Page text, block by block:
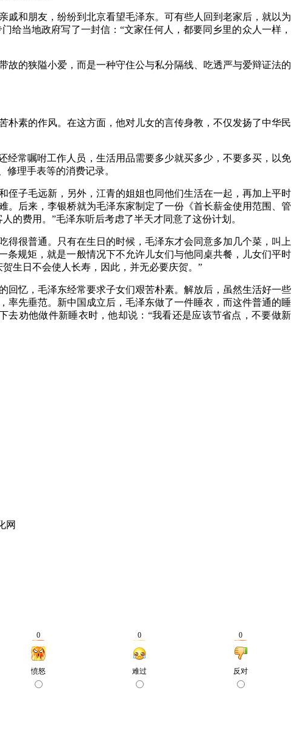
和朋友，纷纷到北京看望毛泽东。可有些人回到老家后，就以为
给当地政府写了一封信：“文家任何人，都要同乡里的众人一样，
的狭隘小爱，而是一种守住公与私分隔线、吃透严与爱辩证法的
素的作风。在这方面，他对儿女的言传身教，不仅发扬了中华民
经常嘱咐工作人员，生活用品需要多少就买多少，不要多买，以免
理手表等的消费记录。
侄子毛远新，另外，江青的姐姐也同他们生活在一起，再加上平时
后来，李银桥就为毛泽东家制定了一份《首长薪金使用范围、管
的费用。”毛泽东听后考虑了半天才同意了这份计划。
很普通。只有在生日的时候，毛泽东才会同意多加几个菜，叫上
条规矩，就是一般情况下不允许儿女们与他同桌共餐，儿女们平时
生日不会使人长寿，因此，并无必要庆贺。”
回忆，毛泽东经常要求子女们艰苦朴素。解放后，虽然生活好一些
率先垂范。新中国成立后，毛泽东做了一件睡衣，而这件普通的睡
去劝他做件新睡衣时，他却说：“我看还是应该节省点，不要做新
网